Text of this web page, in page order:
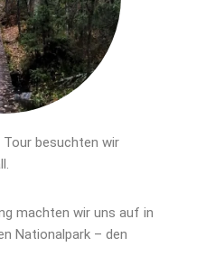
Tour besuchten wir
machten wir uns auf in
Nationalpark – den